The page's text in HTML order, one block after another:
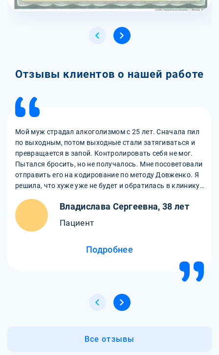
Отзывы клиентов о нашей работе
Мой муж страдал алкоголизмом с 25 лет. Сначала пил
по выходным, потом выходные стали затягиваться и
превращается в запой. Контролировать себя не мог.
Пытался бросить, но не получалось. Мне посоветовали
отправить его на кодирование по методу Довженко. Я
решила, что хуже уже не будет и обратилась в клинику.
профессионалу и решились на этот метод. После
кодирования муж не пьет уже полгода и не чувствует
тяги к алкоголю. Я счастлива, что смогла изменить
Владислава Сергеевна, 38 лет
Пациент
Подробнее
Все отзывы